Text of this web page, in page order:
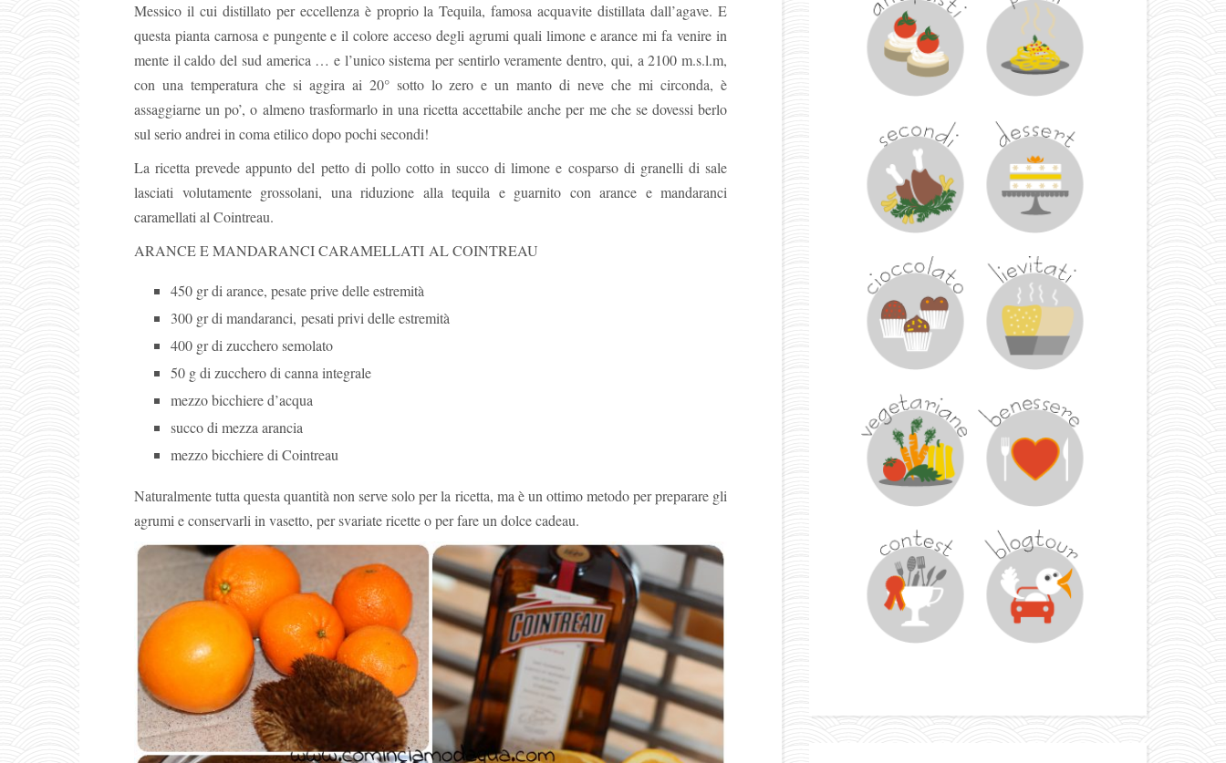
Messico il cui distillato per eccellenza è proprio la Tequila, famosa acquavite distillata dall’agave. E
questa pianta carnosa e pungente e il colore acceso degli agrumi quali limone e arance mi fa venire in
mente il caldo del sud america … e l’unico sistema per sentirlo veramente dentro, qui, a 2100 m.s.l.m,
con una temperatura che si aggira ai 20° sotto lo zero e un manto di neve che mi circonda, è
assaggiarne un po’, o almeno trasformarlo in una ricetta accettabile anche per me che se dovessi berlo
sul serio andrei in coma etilico dopo pochi secondi!
La ricetta prevede appunto del petto di pollo cotto in succo di limone e cosparso di granelli di sale
lasciati volutamente grossolani, una riduzione alla tequila e guarnito con arance e mandaranci
caramellati al Cointreau.
ARANCE E MANDARANCI CARAMELLATI AL COINTREAU
450 gr di arance, pesate prive delle estremità
300 gr di mandaranci, pesati privi delle estremità
400 gr di zucchero semolato
50 g di zucchero di canna integrale
mezzo bicchiere d’acqua
succo di mezza arancia
mezzo bicchiere di Cointreau
Naturalmente tutta questa quantità non serve solo per la ricetta, ma è un ottimo metodo per preparare gli
agrumi e conservarli in vasetto, per svariate ricette o per fare un dolce cadeau.